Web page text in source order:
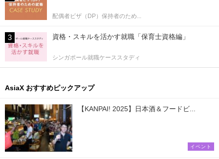
配偶者ビザ（DP）保持者のため...
資格・スキルを活かす就職「保育士資格編」
シンガポール就職ケーススタディ
AsiaX おすすめピックアップ
【KANPAI! 2025】日本酒＆フードビ...
イベント